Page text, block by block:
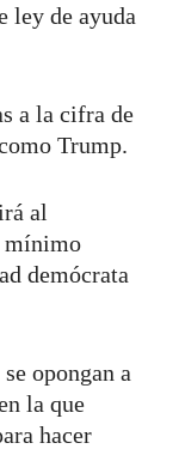
ley de ayuda
a la cifra de
Trump.
al
mínimo
demócrata
opongan a
la que
hacer